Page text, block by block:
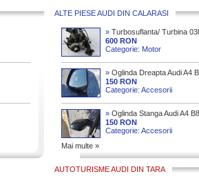
ALTE PIESE AUDI DIN CALARASI
» Turbosuflanta/ Turbina
Audi / Seat / Skoda 2005
600 RON
Categorie: Motor
» Oglinda Dreapta Audi A4
150 RON
Categorie: Accesorii
» Oglinda Stanga Audi A4
B8) 2008
150 RON
Categorie: Accesorii
Mai multe »
AUTOTURISME AUDI DIN TARA